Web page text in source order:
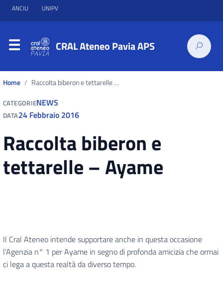
ANCIU UNIPV
CRAL Ateneo Pavia APS
Home Raccolta biberon e tettarelle – Ayame
CATEGORIENEWS
DATA24 Febbraio 2016
Raccolta biberon e
tettarelle – Ayame
Il Cral Ateneo intende supportare anche in questa occasione
l’Agenzia n° 1 per Ayame in segno di profonda amicizia che ormai
ci lega a questa realtà da diverso tempo.